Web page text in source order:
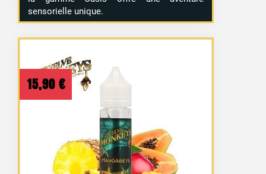
sensorielle unique.
15,90 €